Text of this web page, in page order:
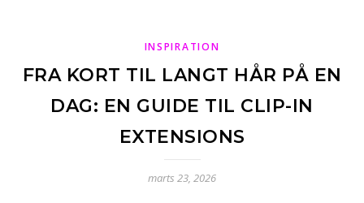
INSPIRATION
FRA KORT TIL LANGT HÅR PÅ EN
DAG: EN GUIDE TIL CLIP-IN
EXTENSIONS
marts 23, 2026